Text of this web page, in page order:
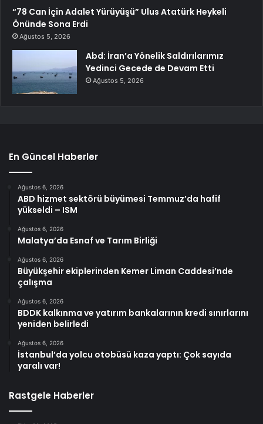
“78 Can İçin Adalet Yürüyüşü” Ulus Atatürk Heykeli
Önünde Sona Erdi
Ağustos 5, 2026
Abd: İran’a Yönelik Saldırılarımız
Yedinci Gecede de Devam Etti
Ağustos 5, 2026
En Güncel Haberler
Ağustos 6, 2026
ABD hizmet sektörü büyümesi Temmuz’da hafif
yükseldi – ISM
Ağustos 6, 2026
Malatya’da Esnaf ve Tarım Birliği
Ağustos 6, 2026
Büyükşehir ekiplerinden Kemer Liman Caddesi’nde
çalışma
Ağustos 6, 2026
BDDK kalkınma ve yatırım bankalarının kredi sınırlarını
yeniden belirledi
Ağustos 6, 2026
İstanbul’da yolcu otobüsü kaza yaptı: Çok sayıda
yaralı var!
Rastgele Haberler